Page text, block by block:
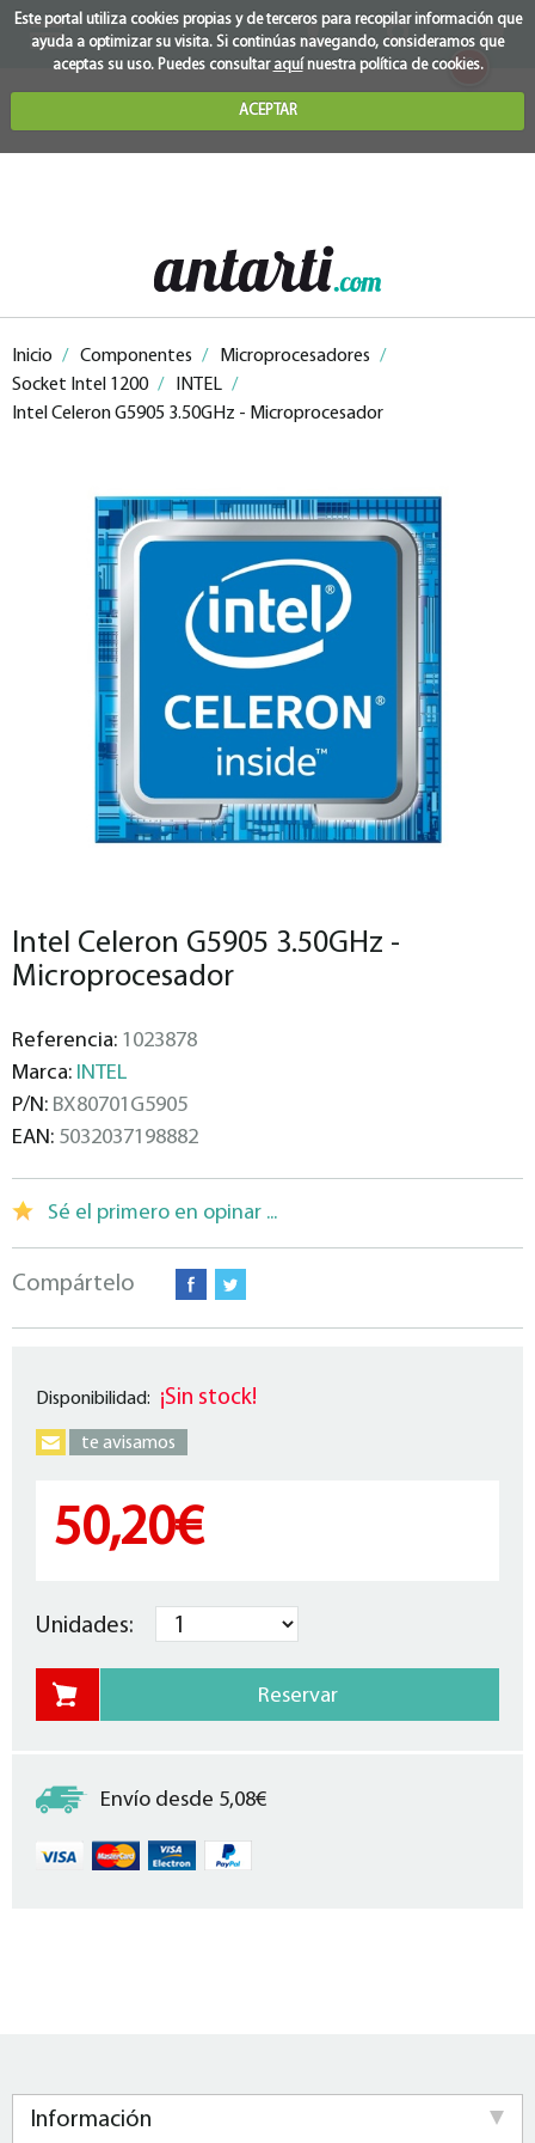
Este portal utiliza cookies propias y de terceros para recopilar información que
ayuda a optimizar su visita. Si continúas navegando, consideramos que
aceptas su uso. Puedes consultar aquínuestra política de cookies.
ACEPTAR
0
Inicio / Componentes / Microprocesadores /
Socket Intel 1200 / INTEL /
Intel Celeron G5905 3.50GHz - Microprocesador
Intel Celeron G5905 3.50GHz -
Microprocesador
Referencia: 1023878
Marca: INTEL
P/N: BX80701G5905
EAN: 5032037198882
Sé el primero en opinar ...
Compártelo
Disponibilidad: ¡Sin stock!
te avisamos
50,20€
Unidades:
Envío desde 5,08€
Información